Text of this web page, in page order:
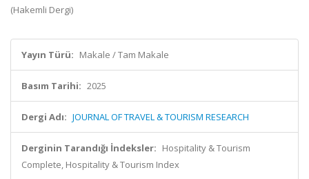
(Hakemli Dergi)
Yayın Türü: Makale / Tam Makale
Basım Tarihi: 2025
Dergi Adı: JOURNAL OF TRAVEL & TOURISM RESEARCH
Derginin Tarandığı İndeksler: Hospitality & Tourism
Complete, Hospitality & Tourism Index